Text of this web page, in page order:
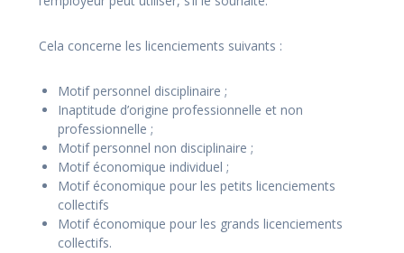
Cela concerne les licenciements suivants :
Motif personnel disciplinaire ;
Inaptitude d’origine professionnelle et non
professionnelle ;
Motif personnel non disciplinaire ;
Motif économique individuel ;
Motif économique pour les petits licenciements
collectifs
Motif économique pour les grands licenciements
collectifs.